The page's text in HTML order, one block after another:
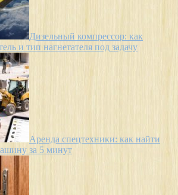
Дизельный компрессор: как
и тип нагнетателя под задачу
Аренда спецтехники: как найти
за 5 минут